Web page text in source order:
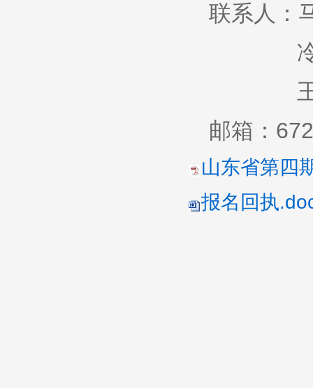
联系人：
冷海燕
王国庆
邮箱：
山东省第四
报名回执